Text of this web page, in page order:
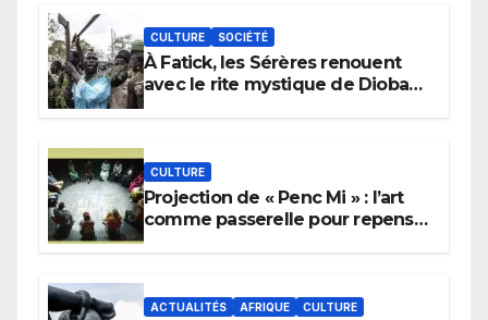
CULTURE SOCIÉTÉ
À Fatick, les Sérères renouent
avec le rite mystique de Diobaye
CULTURE
Projection de « Penc Mi » : l’art
comme passerelle pour repenser
ACTUALITÉS AFRIQUE CULTURE